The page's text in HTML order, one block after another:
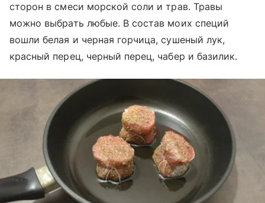
сторон в смеси морской соли и трав. Травы
можно выбрать любые. В состав моих специй
вошли белая и черная горчица, сушеный лук,
красный перец, черный перец, чабер и базилик.